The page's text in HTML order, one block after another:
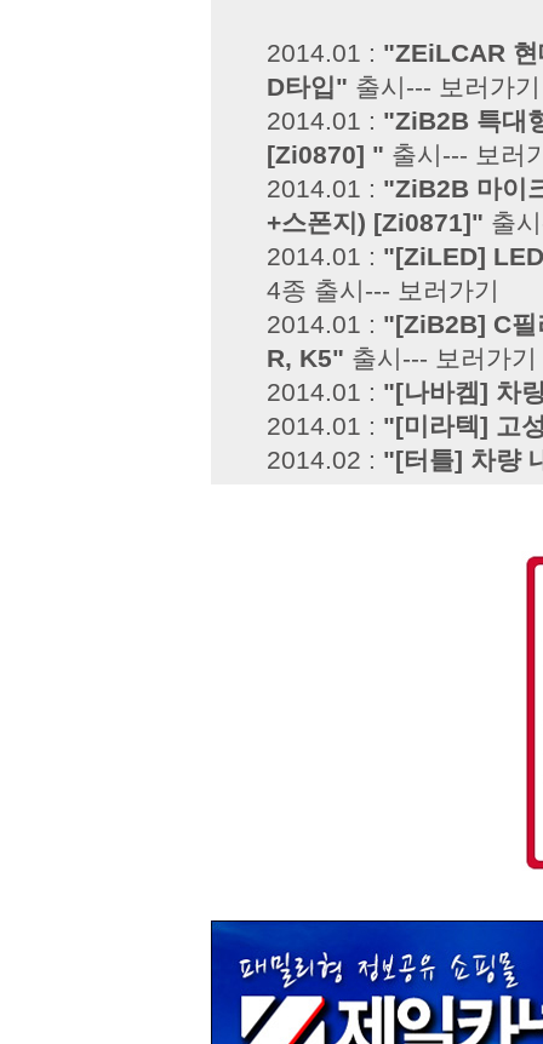
2014.01 : "ZEiLCAR 현
D타입" 출시--- 보러가기
2014.01 : "ZiB2B 특대
[Zi0870] " 출시--- 보러
2014.01 : "ZiB2B 마이
+스폰지) [Zi0871]" 출
2014.01 : "[ZiLED]
4종 출시--- 보러가기
2014.01 : "[ZiB2B] C필
R, K5" 출시--- 보러가기
2014.01 : "[나바켐] 차
2014.01 : "[미라텍] 고
2014.02 : "[터틀] 차량